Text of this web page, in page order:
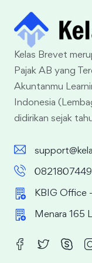
Kelas Brevet
Pajak AB yang
Akuntanmu
Indonesia
didirikan sejak
KBIG Office
Menara 165